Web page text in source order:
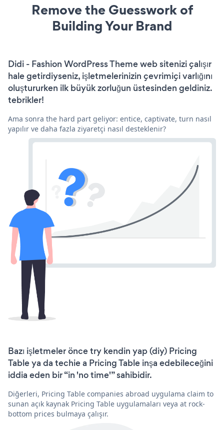
Remove the Guesswork of
Building Your Brand
Didi - Fashion WordPress Theme web sitenizi çalışır
hale getirdiyseniz, işletmelerinizin çevrimiçi varlığını
oluştururken ilk büyük zorluğun üstesinden geldiniz.
tebrikler!
Ama sonra the hard part geliyor: entice, captivate, turn nasıl
yapılır ve daha fazla ziyaretçi nasıl desteklenir?
Bazı işletmeler önce try kendin yap (diy) Pricing
Table ya da techie a Pricing Table inşa edebileceğini
iddia eden bir “in 'no time'” sahibidir.
Diğerleri, Pricing Table companies abroad uygulama claim to
sunan açık kaynak Pricing Table uygulamaları veya at rock-
bottom prices bulmaya çalışır.